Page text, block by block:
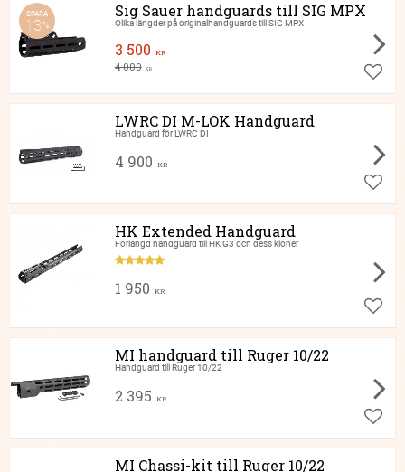
Sig Sauer handguards till SIG MPX
Olika längder på originalhandguards till SIG MPX
3 500 KR
4 000 KR
SPARA
13%
Lägg
LWRC DI M-LOK Handguard
Handguard för LWRC DI
4 900 KR
Lägg
HK Extended Handguard
Förlängd handguard till HK G3 och dess kloner
1 950 KR
Lägg
MI handguard till Ruger 10/22
Handguard till Ruger 10/22
2 395 KR
Lägg
MI Chassi-kit till Ruger 10/22